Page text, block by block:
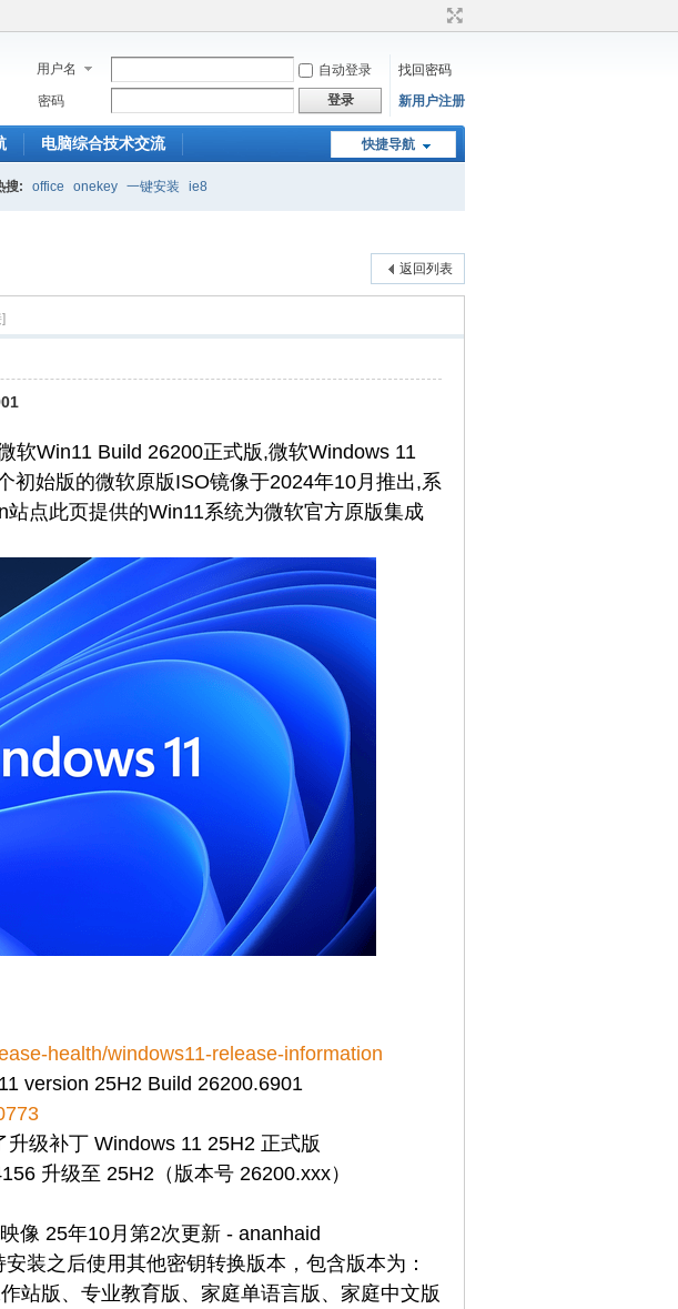
用户名 自动登录
找回密码
密码
登录 新用户注册
快捷导航
电脑综合技术交流
搜: office onekey 一键安装 ie8
返回列表
软Win11 Build 26200正式版,微软Windows 11
初始版的微软原版ISO镜像于2024年10月推出,系
点此页提供的Win11系统为微软官方原版集成
health/windows11-release-information
version 25H2 Build 26200.6901
级补丁 Windows 11 25H2 正式版
升级至 25H2（版本号 26200.xxx）
像 25年10月第2次更新 - ananhaid
装之后使用其他密钥转换版本，包含版本为：
站版、专业教育版、家庭单语言版、家庭中文版